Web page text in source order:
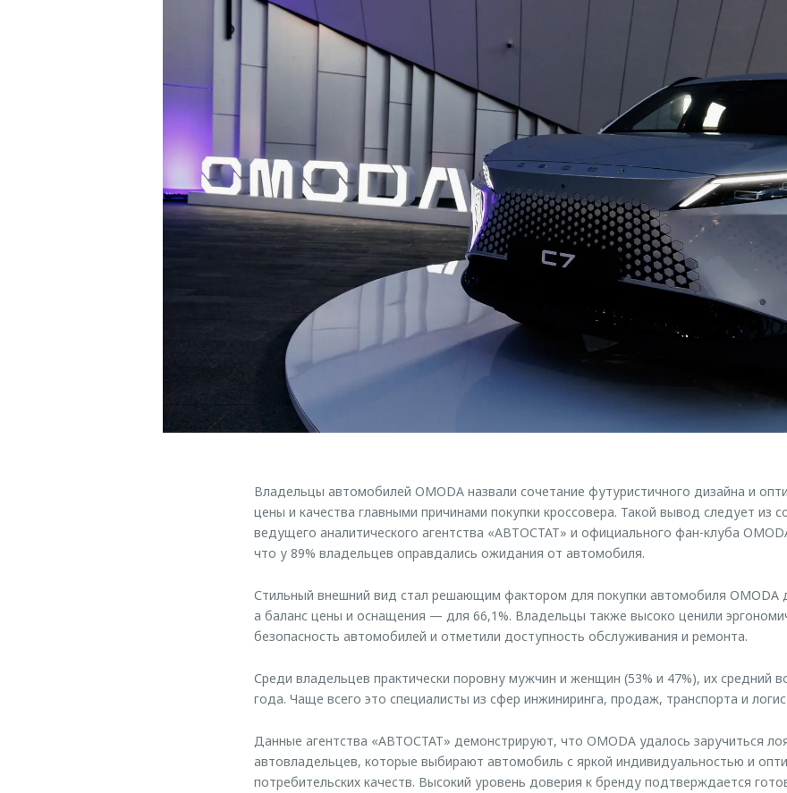
Владельцы автомобилей OMODA назвали сочетание футуристичного дизайна и
цены и качества главными причинами покупки кроссовера. Такой вывод следует из
ведущего аналитического агентства «АВТОСТАТ» и официального фан-клуба
что у 89% владельцев оправдались ожидания от автомобиля.
Стильный внешний вид стал решающим фактором для покупки автомобиля OMODA
а баланс цены и оснащения — для 66,1%. Владельцы также высоко ценили
безопасность автомобилей и отметили доступность обслуживания и ремонта.
Среди владельцев практически поровну мужчин и женщин (53% и 47%), их средний
года. Чаще всего это специалисты из сфер инжиниринга, продаж, транспорта и
Данные агентства «АВТОСТАТ» демонстрируют, что OMODA удалось заручиться
автовладельцев, которые выбирают автомобиль с яркой индивидуальностью и
потребительских качеств. Высокий уровень доверия к бренду подтверждается